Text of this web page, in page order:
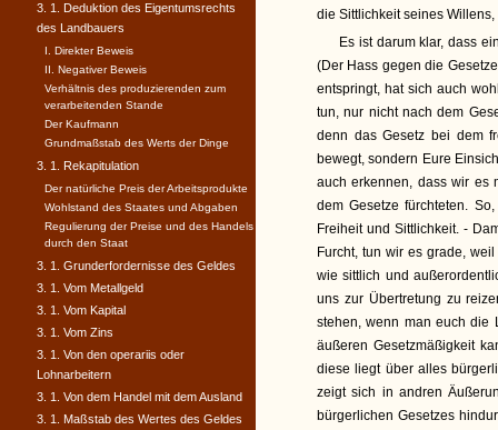
die Sittlichkeit seines
Es ist darum klar, dass
(Der Hass gegen die
entspringt, hat sich auch
tun, nur nicht nach dem
denn das Gesetz bei dem
bewegt, sondern Eure
auch erkennen, dass wir es
dem Gesetze fürchteten.
Freiheit und Sittlichkeit. -
Furcht, tun wir es grade,
wie sittlich und
uns zur Übertretung zu
stehen, wenn man euch die
äußeren Gesetzmäßigkeit
diese liegt über alles
zeigt sich in andren
bürgerlichen Gesetzes
3. 1. Deduktion des Eigentumsrechts
des Landbauers
I. Direkter Beweis
II. Negativer Beweis
Verhältnis des produzierenden zum
verarbeitenden Stande
Der Kaufmann
Grundmaßstab des Werts der Dinge
3. 1. Rekapitulation
Der natürliche Preis der Arbeitsprodukte
Wohlstand des Staates und Abgaben
Regulierung der Preise und des Handels
durch den Staat
3. 1. Grunderfordernisse des Geldes
3. 1. Vom Metallgeld
3. 1. Vom Kapital
3. 1. Vom Zins
3. 1. Von den operariis oder
Lohnarbeitern
3. 1. Von dem Handel mit dem Ausland
3. 1. Maßstab des Wertes des Geldes